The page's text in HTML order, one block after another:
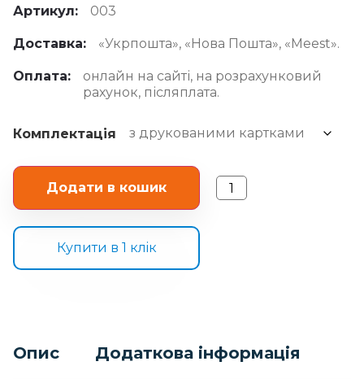
Артикул: 003
Доставка: «Укрпошта», «Нова Пошта», «Meest».
Оплата:
онлайн на сайті, на розрахунковий
рахунок, післяплата.
Комплектація
Додати в кошик
Купити в 1 клiк
Опис Додаткова інформація